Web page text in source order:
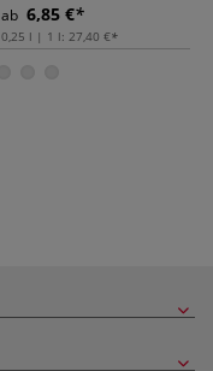
ab 6,85 €
0,25 l | 1 l: 27,40 €